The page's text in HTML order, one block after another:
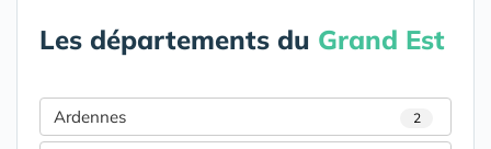
Les départements du Grand Est
Ardennes 2